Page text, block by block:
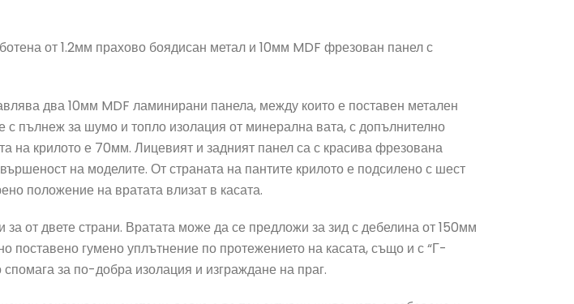
от 1.2мм прахово боядисан метал и 10мм MDF фрезован панел с
два 10мм MDF ламинирани панела, между които е поставен метален
с пълнеж за шумо и топло изолация от минерална вата, с допълнително
на крилото е 70мм. Лицевият и задният панел са с красива фрезована
на моделите. От страната на пантите крилото е подсилено с шест
положение на вратата влизат в касата.
за от двете страни. Вратата може да се предложи за зид с дебелина от 150мм
поставено гумено уплътнение по протежението на касата, също и с “Г-
спомага за по-добра изолация и изграждане на праг.